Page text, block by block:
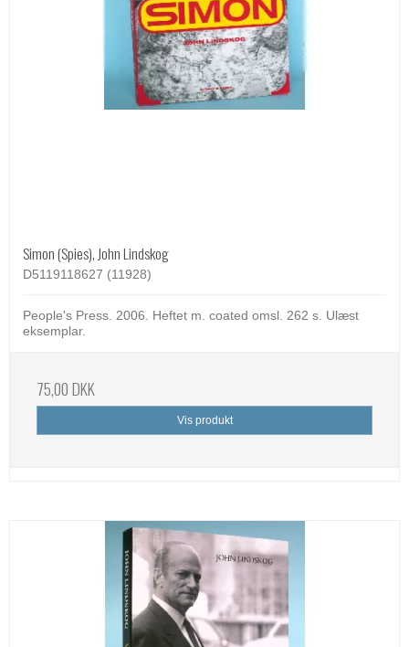
Simon (Spies), John Lindskog
D5119118627 (11928)
People's Press. 2006. Heftet m. coated omsl. 262 s. Ulæst
eksemplar.
75,00 DKK
Vis produkt